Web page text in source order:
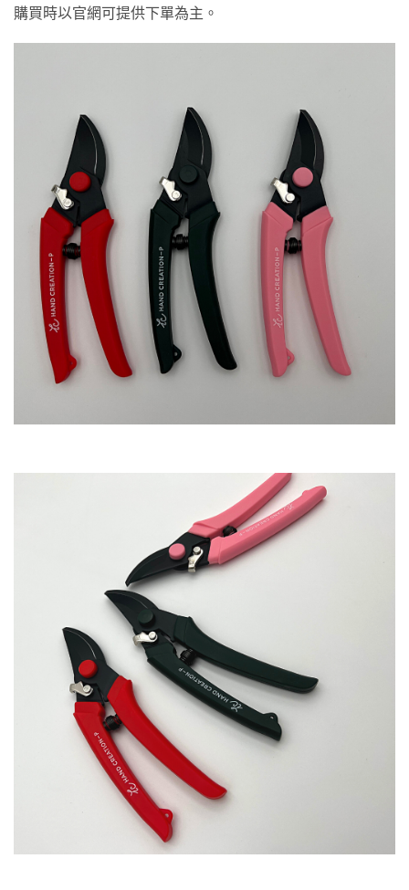
購買時以官網可提供下單為主。